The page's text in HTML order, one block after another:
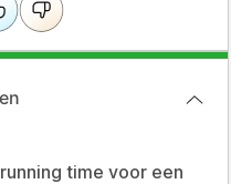
time voor een